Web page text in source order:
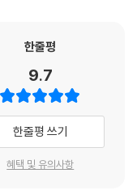
좀 해주겠어?”
다. 천천히, 그러나 막히
잇는 가교적인 소중한
껴질 만큼 철저하게 뿌려
그렇게 설정된 상황은
의 판타지로 안내하고 있
두려움에 대하여
한줄평
9.7
한줄평 쓰기
혜택 및 유의사항